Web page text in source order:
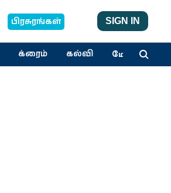
பிரசுரங்கள் SIGN IN
க்ரைம் கல்வி மேலும்